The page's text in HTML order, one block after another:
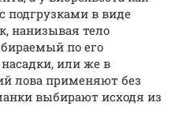
подгрузками в виде
нанизывая тело
по его
или же в
лова применяют без
выбирают исходя из